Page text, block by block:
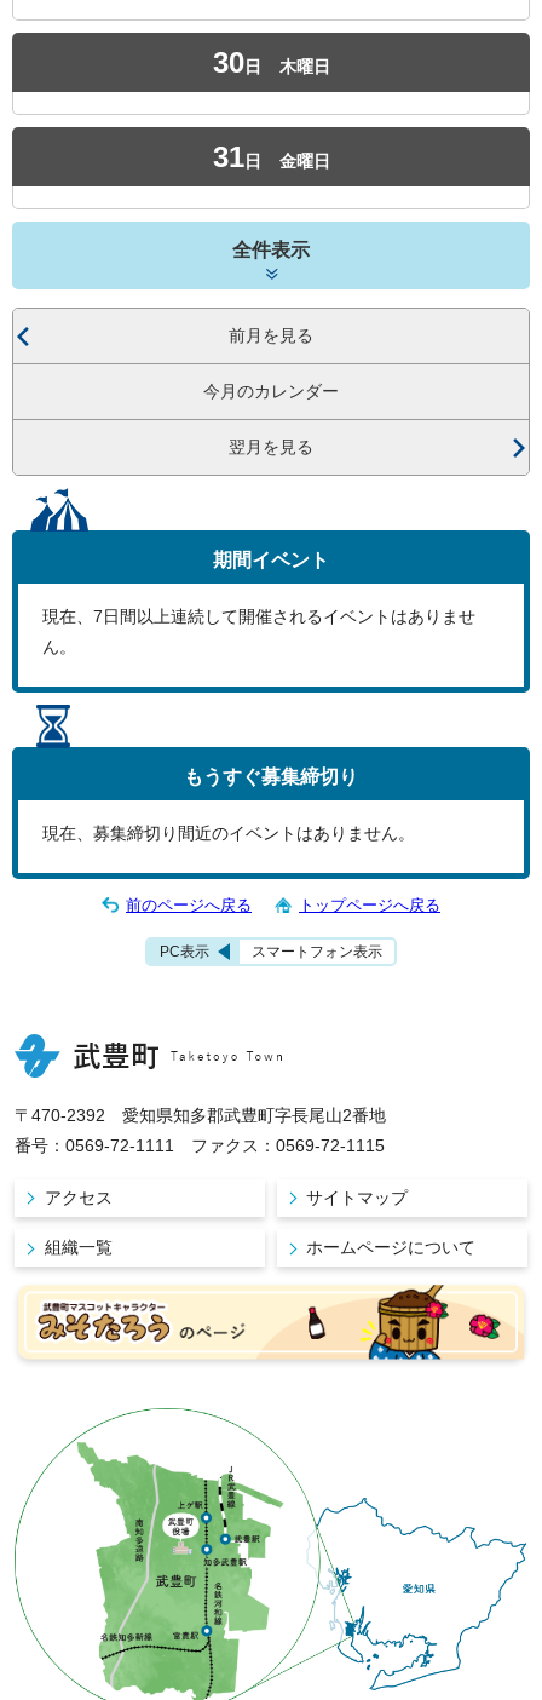
30日 木曜日
31日 金曜日
全件表示
前月を見る
今月のカレンダー
翌月を見る
期間イベント
現在、 7日間以上連続して開催されるイベントはありませ
ん。
もうすぐ募集締切り
現在、募集締切り間近のイベントはありません。
前のページへ戻る トップページへ戻る
PC表示 スマートフォン表示
〒470-2392 愛知県知多郡武豊町字長尾山2番地
番号：0569-72-1111 ファクス：0569-72-1115
アクセス サイトマップ
組織一覧 ホームページについて